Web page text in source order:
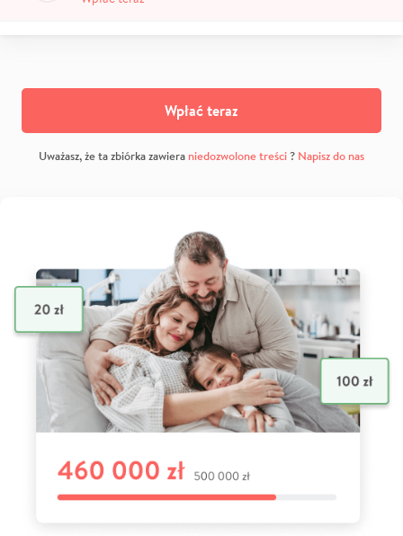
Wpłać teraz
Uważasz, że ta zbiórka zawiera niedozwolone treści? Napisz do nas